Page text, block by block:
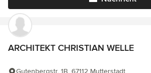
ARCHITEKT CHRISTIAN WELLE
Gutenbergstr. 1B, 67112 Mutterstadt